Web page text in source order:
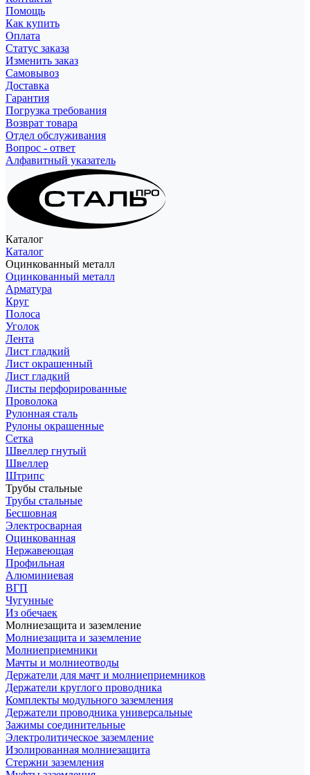
Помощь
Как купить
Оплата
Статус заказа
Изменить заказ
Самовывоз
Доставка
Гарантия
Погрузка требования
Возврат товара
Отдел обслуживания
Вопрос - ответ
Алфавитный указатель
Каталог
Каталог
Оцинкованный металл
Оцинкованный металл
Арматура
Круг
Полоса
Уголок
Лента
Лист гладкий
Лист окрашенный
Лист гладкий
Листы перфорированные
Проволока
Рулонная сталь
Рулоны окрашенные
Сетка
Швеллер гнутый
Швеллер
Штрипс
Трубы стальные
Трубы стальные
Бесшовная
Электросварная
Оцинкованная
Нержавеющая
Профильная
Алюминиевая
ВГП
Чугунные
Из обечаек
Молниезащита и заземление
Молниезащита и заземление
Молниеприемники
Мачты и молниеотводы
Держатели для мачт и молниеприемников
Держатели круглого проводника
Комплекты модульного заземления
Держатели проводника универсальные
Зажимы соединительные
Электролитическое заземление
Изолированная молниезащита
Стержни заземления